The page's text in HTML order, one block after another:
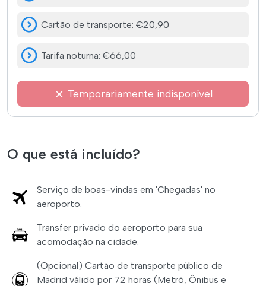
O que está incluído?
Serviço de boas-vindas em 'Chegadas' no
aeroporto.
Transfer privado do aeroporto para sua
acomodação na cidade.
(Opcional) Cartão de transporte público de
Madrid válido por 72 horas (Metrô, Ônibus e
Cartão de transporte: €20,90
Tarifa noturna: €66,00
Temporariamente indisponível